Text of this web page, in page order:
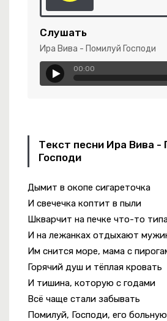
Слушать
Ира Вива - Помилуй Господи
00:00
Текст песни Ира Вива -
Господи
Дымит в окопе сигареточка
И свечечка коптит в пыли
Шкварчит на печке что-то
И на лежанках отдыхают
Им снится море, мама с
Горячий душ и тёплая кровать
И тишина, которую с годами
Всё чаще стали забывать
Помилуй, Господи, его
-Голубые Глазки
-Герой Не Твоего Романа
Нас Кроме
Мужики